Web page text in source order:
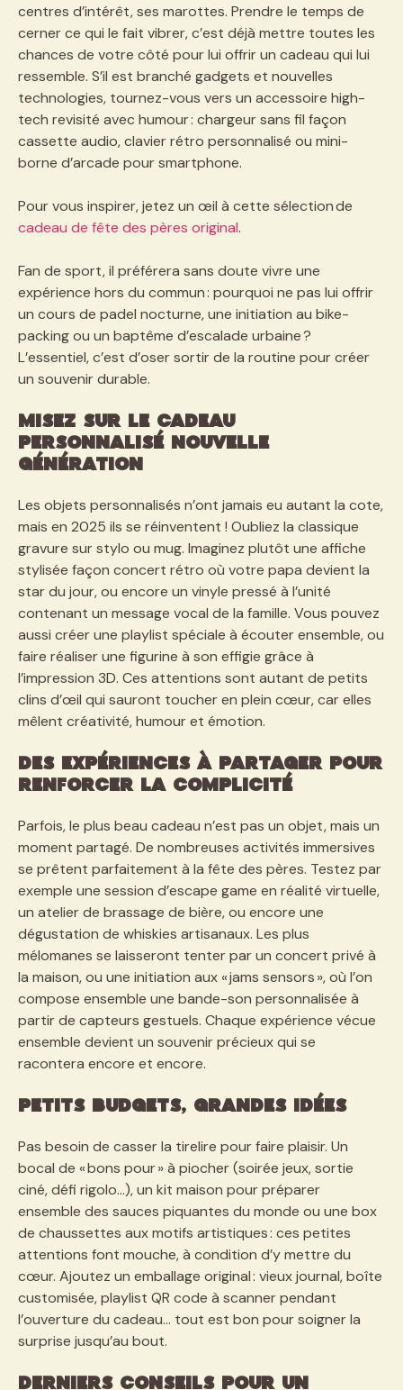
centres d’intérêt, ses marottes. Prendre le temps de
cerner ce qui le fait vibrer, c’est déjà mettre toutes les
chances de votre côté pour lui offrir un cadeau qui lui
ressemble. S’il est branché gadgets et nouvelles
technologies, tournez-vous vers un accessoire high-
tech revisité avec humour : chargeur sans fil façon
cassette audio, clavier rétro personnalisé ou mini-
borne d’arcade pour smartphone.
Pour vous inspirer, jetez un œil à cette sélection de
cadeau de fête des pères original.
Fan de sport, il préférera sans doute vivre une
expérience hors du commun : pourquoi ne pas lui offrir
un cours de padel nocturne, une initiation au bike-
packing ou un baptême d’escalade urbaine ?
L’essentiel, c’est d’oser sortir de la routine pour créer
un souvenir durable.
Misez sur le cadeau
personnalisé nouvelle
génération
Les objets personnalisés n’ont jamais eu autant la cote,
mais en 2025 ils se réinventent ! Oubliez la classique
gravure sur stylo ou mug. Imaginez plutôt une affiche
stylisée façon concert rétro où votre papa devient la
star du jour, ou encore un vinyle pressé à l’unité
contenant un message vocal de la famille. Vous pouvez
aussi créer une playlist spéciale à écouter ensemble, ou
faire réaliser une figurine à son effigie grâce à
l’impression 3D. Ces attentions sont autant de petits
clins d’œil qui sauront toucher en plein cœur, car elles
mêlent créativité, humour et émotion.
Des expériences à partager pour
renforcer la complicité
Parfois, le plus beau cadeau n’est pas un objet, mais un
moment partagé. De nombreuses activités immersives
se prêtent parfaitement à la fête des pères. Testez par
exemple une session d’escape game en réalité virtuelle,
un atelier de brassage de bière, ou encore une
dégustation de whiskies artisanaux. Les plus
mélomanes se laisseront tenter par un concert privé à
la maison, ou une initiation aux « jams sensors », où l’on
compose ensemble une bande-son personnalisée à
partir de capteurs gestuels. Chaque expérience vécue
ensemble devient un souvenir précieux qui se
racontera encore et encore.
Petits budgets, grandes idées
Pas besoin de casser la tirelire pour faire plaisir. Un
bocal de « bons pour » à piocher (soirée jeux, sortie
ciné, défi rigolo…), un kit maison pour préparer
ensemble des sauces piquantes du monde ou une box
de chaussettes aux motifs artistiques : ces petites
attentions font mouche, à condition d’y mettre du
cœur. Ajoutez un emballage original : vieux journal, boîte
customisée, playlist QR code à scanner pendant
l’ouverture du cadeau… tout est bon pour soigner la
surprise jusqu’au bout.
Derniers conseils pour un